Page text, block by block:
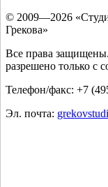
© 2009—2026
Грекова»
Все права
разрешено только с
Телефон/факс: +7
Эл. почта: